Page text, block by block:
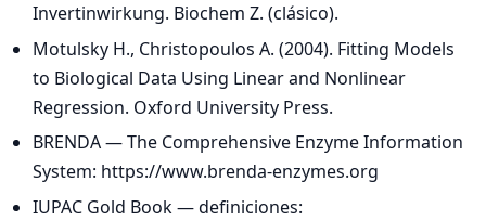
Invertinwirkung. Biochem Z. (clásico).
Motulsky H., Christopoulos A. (2004). Fitting Models
to Biological Data Using Linear and Nonlinear
Regression. Oxford University Press.
BRENDA — The Comprehensive Enzyme Information
System: https://www.brenda-enzymes.org
IUPAC Gold Book — definiciones: